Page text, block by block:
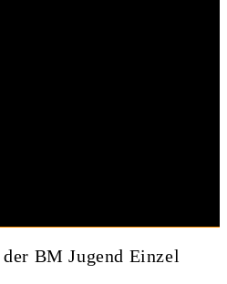
BM Jugend Einzel